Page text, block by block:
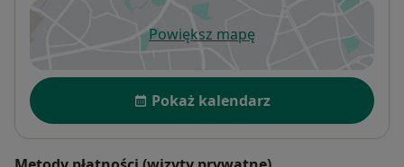
Powiększ mapęotwiera się w nowej karcie
Dostępność
Pokaż kalendarz